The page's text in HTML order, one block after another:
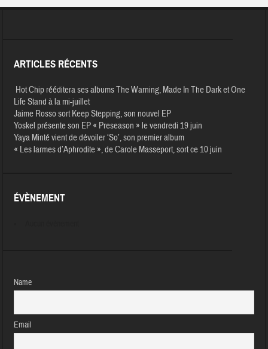
ARTICLES RÉCENTS
Hot Chip rééditera ses albums The Warning, Made In The Dark et One
Life Stand à la mi-juillet
Jaime Rosso sort Keep Stepping, son nouvel EP
Yoskel présente son EP « Preseason » le vendredi 19 juin
Yaya Minté vient de dévoiler ‘So’, son premier album
« Les larmes d’Aphrodite », de Carole Masseport, sort ce 10 juin
ÉVÈNEMENT
Name
Email